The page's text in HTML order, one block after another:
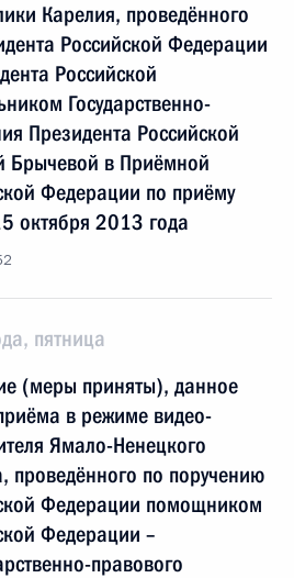
Карелия, проведённого
Российской Федерации
Российской
Государственно-
Президента Российской
Брычевой в Приёмной
Федерации по приёму
октября 2013 года
пятница
(меры приняты), данное
в режиме видео-
Ямало-Ненецкого
проведённого по поручению
Федерации помощником
Федерации –
правового